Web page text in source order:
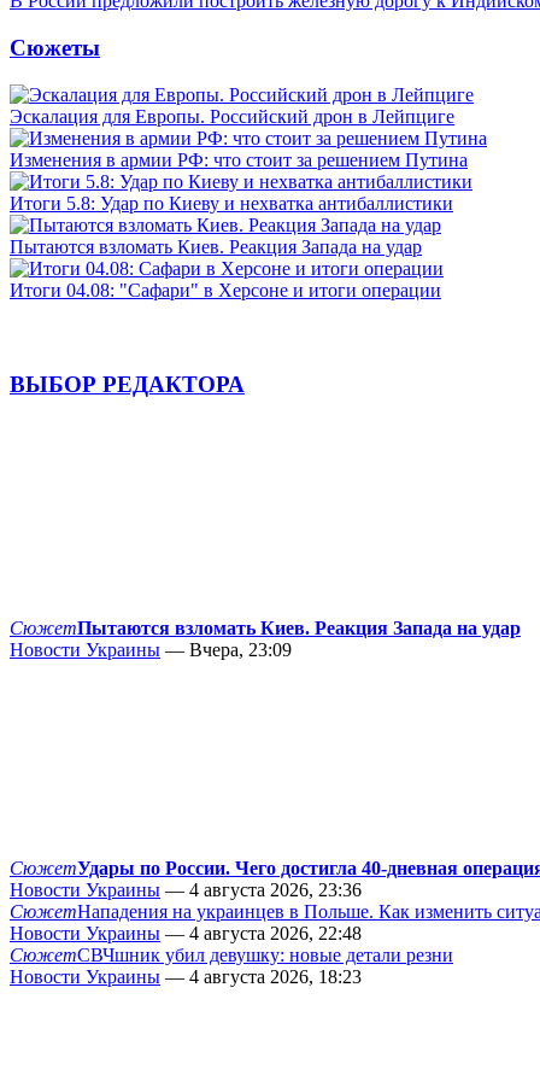
Сюжеты
Эскалация для Европы. Российский дрон в Лейпциге
Изменения в армии РФ: что стоит за решением Путина
Итоги 5.8: Удар по Киеву и нехватка антибаллистики
Пытаются взломать Киев. Реакция Запада на удар
Итоги 04.08: "Сафари" в Херсоне и итоги операции
ВЫБОР РЕДАКТОРА
СюжетПытаются взломать Киев. Реакция Запада на удар
Новости Украины — Вчера, 23:09
СюжетУдары по России. Чего достигла 40-дневная
Новости Украины — 4 августа 2026, 23:36
СюжетНападения на украинцев в Польше. Как изменить
Новости Украины — 4 августа 2026, 22:48
СюжетСВЧшник убил девушку: новые детали резни
Новости Украины — 4 августа 2026, 18:23